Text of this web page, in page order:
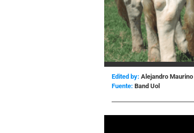
Edited by: Alejandro Maurino
Band Uol